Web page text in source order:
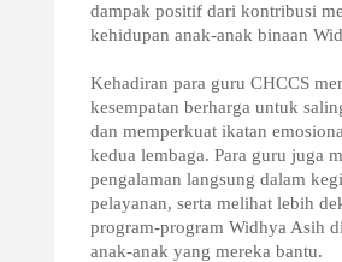
dampak positif dari kontribusi
kehidupan anak-anak binaan
Kehadiran para guru CHCCS
kesempatan berharga untuk
dan memperkuat ikatan
kedua lembaga. Para guru juga
pengalaman langsung dalam
pelayanan, serta melihat lebih
program-program Widhya Asih
anak-anak yang mereka bantu.